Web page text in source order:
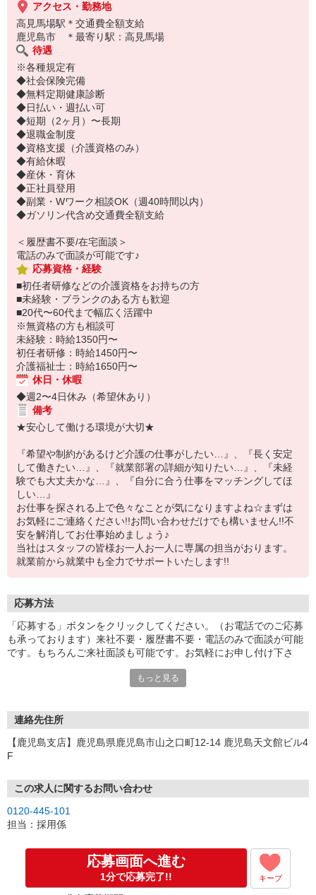
アクセス・勤務地
高見馬場駅＊交通費全額支給
鹿児島市 ＊最寄り駅：高見馬場
待遇
※各種規定有
◆社会保険完備
◆無料定期健康診断
◆日払い・週払い可
◆短期（2ヶ月）〜長期
◆退職金制度
◆資格支援（介護資格のみ）
◆有給休暇
◆産休・育休
◆正社員登用
◆副業・Wワーク相談OK（週40時間以内）
◆ガソリン代含め交通費全額支給
＜履歴書不要/在宅面談＞
電話のみで面談が可能です♪
応募資格・経験
■初任者研修などの介護資格をお持ちの方
■未経験・ブランクのある方も歓迎
■20代〜60代まで幅広く活躍中
※無資格の方も相談可
未経験：時給1350円〜
初任者研修：時給1450円〜
介護福祉士：時給1650円〜
休日・休暇
◆週2〜4日休み（希望休あり）
備考
★安心して働ける環境が大切★
『希望や制約があるけど介護の仕事がしたい…』、『長く安定
して働きたい…』、『就業部署の詳細が知りたい…』、『未経
験でも大丈夫かな…』、『自分に合う仕事をマッチングしてほ
しい…』
お仕事を探される上で色々なことが気になりますよね☆まずは
お気軽にご連絡ください!!お問い合わせだけでも構いません!!不
安を解消してお仕事始めましょう♪
当社はスタッフの皆様お一人お一人に専属の担当がおります。
就業前から就業中も全力でサポートいたします!!
応募方法
「応募する」ボタンをクリックしてください。（お電話でのご応募
も承っております）来社不要・履歴書不要・電話のみで面談が可能
です。もちろんご来社面談も可能です。お気軽にお申し付け下さ
もっと見る
連絡先住所
【鹿児島支店】鹿児島県鹿児島市山之口町12-14 鹿児島天文館ビル4
F
この求人に関するお問い合わせ
0120-445-101
担当：採用係
応募画面へ進む
1分で応募完了!! キープ